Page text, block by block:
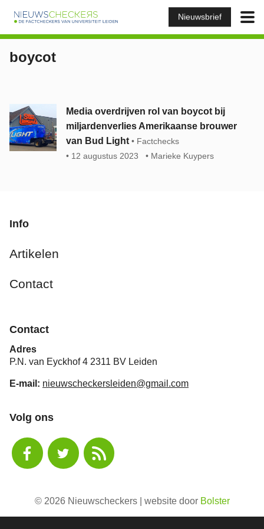
Nieuwsbrief
boycot
Media overdrijven rol van boycot bij
miljardenverlies Amerikaanse brouwer
van Bud Light
Factchecks
12 augustus 2023
Marieke Kuypers
Info
Artikelen
Contact
Contact
Adres
P.N. van Eyckhof 4 2311 BV Leiden
E-mail: nieuwscheckersleiden@gmail.com
Volg ons
© 2026 Nieuwscheckers | website door Bolster